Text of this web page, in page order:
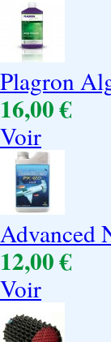
Plagron
16,00 €
Voir
Advanced
12,00 €
Voir